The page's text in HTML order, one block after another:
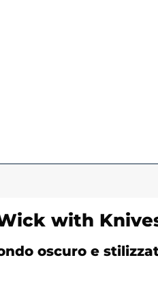
with
oscuro e